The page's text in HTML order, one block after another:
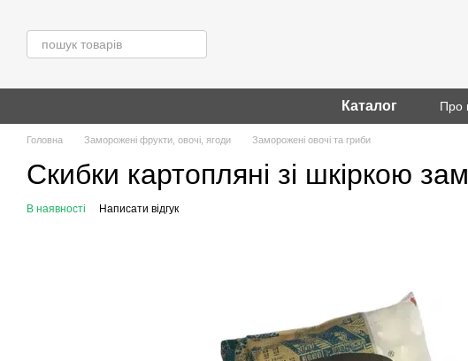
Каталог Про
Головна Заморожені фрукти, овочі, ягоди Заморожені овочі та гриби
Скибки картопляні зі шкіркою
В наявності Написати відгук